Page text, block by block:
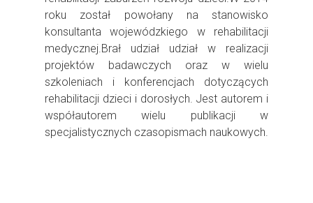
roku został powołany na stanowisko
konsultanta wojewódzkiego w rehabilitacji
medycznej.Brał udział udział w realizacji
projektów badawczych oraz w wielu
szkoleniach i konferencjach dotyczących
rehabilitacji dzieci i dorosłych. Jest autorem i
współautorem wielu publikacji w
specjalistycznych czasopismach naukowych.